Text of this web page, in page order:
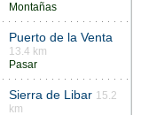
Montañas
Puerto de la Venta
13.4 km
Pasar
Sierra de Libar 15.2
km